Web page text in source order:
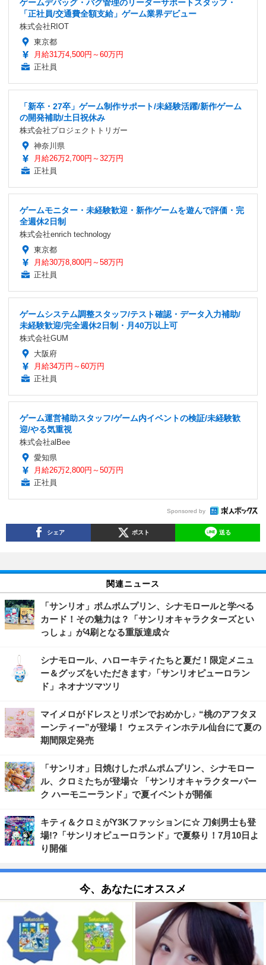
ゲームデバッグ・バグ管理のリーダーサポートスタッフ・
「正社員/交通費全額支給」ゲーム業界デビュー
株式会社RIOT
東京都
月給31万4,500円～60万円
正社員
「新卒・27卒」ゲーム制作サポート/未経験活躍/新作ゲーム
の開発補助/土日祝休み
株式会社プロジェクトトリガー
神奈川県
月給26万2,700円～32万円
正社員
ゲームモニター・未経験歓迎・新作ゲームを遊んで評価・完
全週休2日制
株式会社enrich technology
東京都
月給30万8,800円～58万円
正社員
ゲームシステム調整スタッフ/テスト確認・データ入力補助/
未経験歓迎/完全週休2日制・月40万以上可
株式会社GUM
大阪府
月給34万円～60万円
正社員
ゲーム運営補助スタッフ/ゲーム内イベントの検証/未経験歓
迎/やる気重視
株式会社alBee
愛知県
月給26万2,800円～50万円
正社員
Sponsored by
シェア ポスト 送る
関連ニュース
「サンリオ」ポムポムプリン、シナモロールと学べる
カード！その魅力は？「サンリオキャラクターズとい
っしょ」が4刷となる重版達成☆
シナモロール、ハローキティたちと夏だ！限定メニュ
ー＆グッズをいただきます♪「サンリオピューロラン
ド」ネオナツマツリ
マイメロがドレスとリボンでおめかし♪ “桃のアフタヌ
ーンティー”が登場！ ウェスティンホテル仙台にて夏の
期間限定発売
「サンリオ」日焼けしたポムポムプリン、シナモロー
ル、クロミたちが登場☆ 「サンリオキャラクターパー
ク ハーモニーランド」で夏イベントが開催
キティ＆クロミがY3Kファッションに☆ 刀剣男士も登
場!?「サンリオピューロランド」で夏祭り！7月10日よ
り開催
今、あなたにオススメ